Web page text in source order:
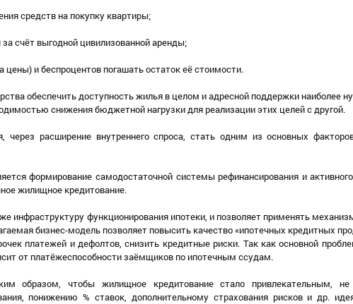
средств на покупку квартиры;
счёт выгодной цивилизованной аренды;
и беспроцентов погашать остаток её стоимости.
обеспечить доступность жилья в целом и адресной поддержки наиболее
снижения бюджетной нагрузки для реализации этих целей с другой.
через расширение внутреннего спроса, стать одним из основных
формирование самодостаточной системы рефинансирования и
жилищное кредитование.
инфраструктуру функционирования ипотеки, и позволяет применять
бизнес-модель позволяет повысить качество «ипотечных кредитных
платежей и дефолтов, снизить кредитные риски. Так как основной
от платёжеспособности заёмщиков по ипотечным ссудам.
образом, чтобы жилищное кредитование стало привлекательным, не
понижению % ставок, дополнительному страхования рисков и др.